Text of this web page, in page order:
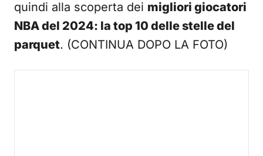
quindi alla scoperta dei migliori giocatori
NBA del 2024: la top 10 delle stelle del
parquet. (CONTINUA DOPO LA FOTO)